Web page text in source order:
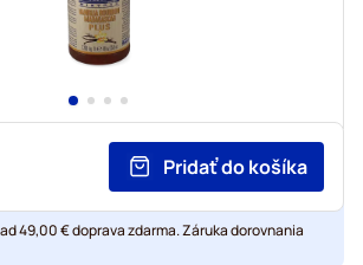
Pridať do košíka
49,00 € doprava zdarma. Záruka dorovnania